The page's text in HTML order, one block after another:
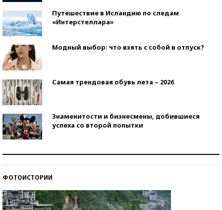
Путешествие в Исландию по следам
«Интерстеллара»
Модный выбор: что взять с собой в отпуск?
Самая трендовая обувь лета – 2026
Знаменитости и бизнесмены, добившиеся
успеха со второй попытки
ФОТОИСТОРИИ